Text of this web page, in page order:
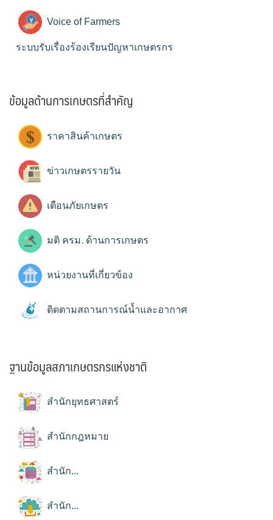
Voice of Farmers
ระบบรับเรื่องร้องเรียนปัญหาเกษตรกร
ข้อมูลด้านการเกษตรที่สำคัญ
ราคาสินค้าเกษตร
ข่าวเกษตรรายวัน
เตือนภัยเกษตร
มติ ครม. ด้านการเกษตร
หน่วยงานที่เกี่ยวข้อง
ติดตามสถานการณ์น้ำและอากาศ
ฐานข้อมูลสภาเกษตรกรแห่งชาติ
สำนักยุทธศาสตร์
สำนักกฎหมาย
สำนัก...
สำนัก...